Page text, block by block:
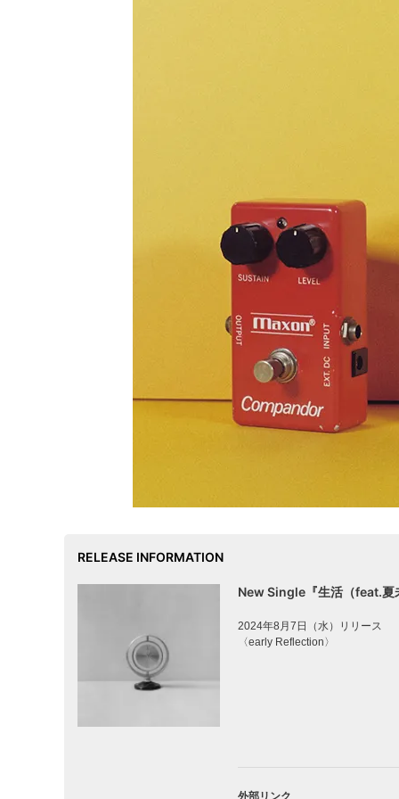
RELEASE INFORMATION
New Single『生活（feat.夏
2024年8月7日（水）リリース
〈early Reflection〉
外部リンク